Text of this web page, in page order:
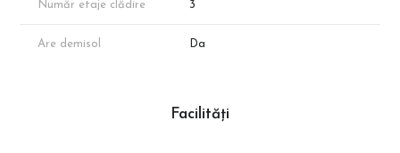
Număr etaje clădire 3
Are demisol Da
Facilități